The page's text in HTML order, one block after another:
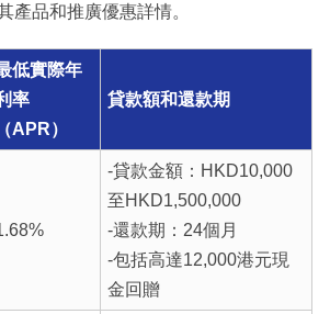
產品和推廣優惠詳情。
低實際年
率
（APR）
貸款額和還款期
-貸款金額：HKD10,000
至HKD1,500,000
-還款期：24個月
-包括高達12,000港元現
金回贈